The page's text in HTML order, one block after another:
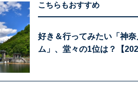
こちらもおすすめ
好き＆行ってみたい「神
ム」、堂々の1位は？【